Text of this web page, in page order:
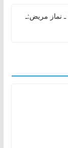
نماز مریض:ـ